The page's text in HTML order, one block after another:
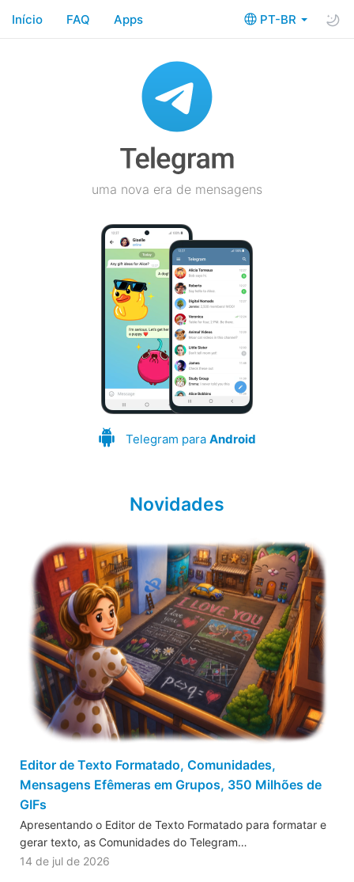
PT-BR
Início FAQ Apps
uma nova era de mensagens
Telegram para Android
Novidades
Editor de Texto Formatado, Comunidades,
Mensagens Efêmeras em Grupos, 350 Milhões de
GIFs
Apresentando o Editor de Texto Formatado para formatar e
gerar texto, as Comunidades do Telegram…
14 de jul de 2026